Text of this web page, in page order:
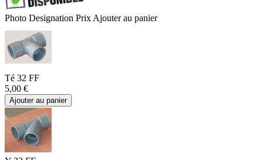
Photo Designation Prix Ajouter au panier
Té 32 FF
5,00 €
Ajouter au panier